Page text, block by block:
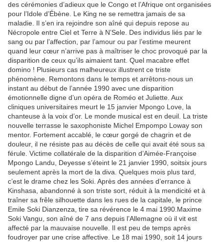
des cérémonies d’adieux que le Congo et l’Afrique ont organisées
pour l’Idole d’Ébène. Le King ne se remettra jamais de sa
maladie. Il s’en ira rejoindre son aîné qui depuis repose au
Nécropole entre Ciel et Terre à N’Sele. Des individus liés par le
sang ou par l’affection, par l’amour ou par l’estime meurent
quand leur cœur n’arrive pas à maîtriser le choc provoqué par la
disparition de ceux qu’ils aimaient tant. Quel macabre effet
domino ! Plusieurs cas malheureux illustrent ce triste
phénomène. Remontons dans le temps et arrêtons-nous un
instant au début de l’année 1990 avec une disparition
émotionnelle digne d’un opéra de Roméo et Juliette. Aux
cliniques universitaires meurt le 15 janvier Mpongo Love, la
chanteuse à la voix d’or. Le monde musical est en deuil. La triste
nouvelle terrasse le saxophoniste Michel Empompo Loway son
mentor. Fortement accablé, le cœur gorgé de chagrin et de
douleur, il ne résiste pas au décès de celle qui avait été sous sa
férule. Victime collatérale de la disparition d’Aimée-Françoise
Mpongo Landu, Deyesse s’éteint le 21 janvier 1990, soitsix jours
seulement après la mort de la diva. Quelques mois plus tard,
c’est le drame chez les Soki. Après des années d’errance à
Kinshasa, abandonné à son triste sort, réduit à la mendicité et à
traîner sa frêle silhouette dans les rues de la capitale, le prince
Emile Soki Dianzenza, tire sa révérence le 4 mai 1990.Maxime
Soki Vangu, son aîné de 7 ans depuis l’Allemagne où il vit est
affecté par la mauvaise nouvelle. Il est peu de temps après
foudroyer par une crise affective. Le 18 mai 1990, soit 14 jours